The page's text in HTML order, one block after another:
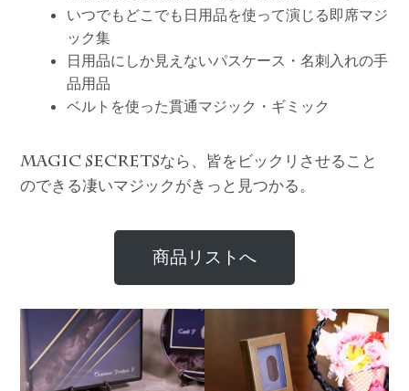
いつでもどこでも日用品を使って演じる即席マジ
ック集
日用品にしか見えないパスケース・名刺入れの手
品用品
ベルトを使った貫通マジック・ギミック
MAGIC SECRETSなら、皆をビックリさせること
のできる凄いマジックがきっと見つかる。
商品リストへ